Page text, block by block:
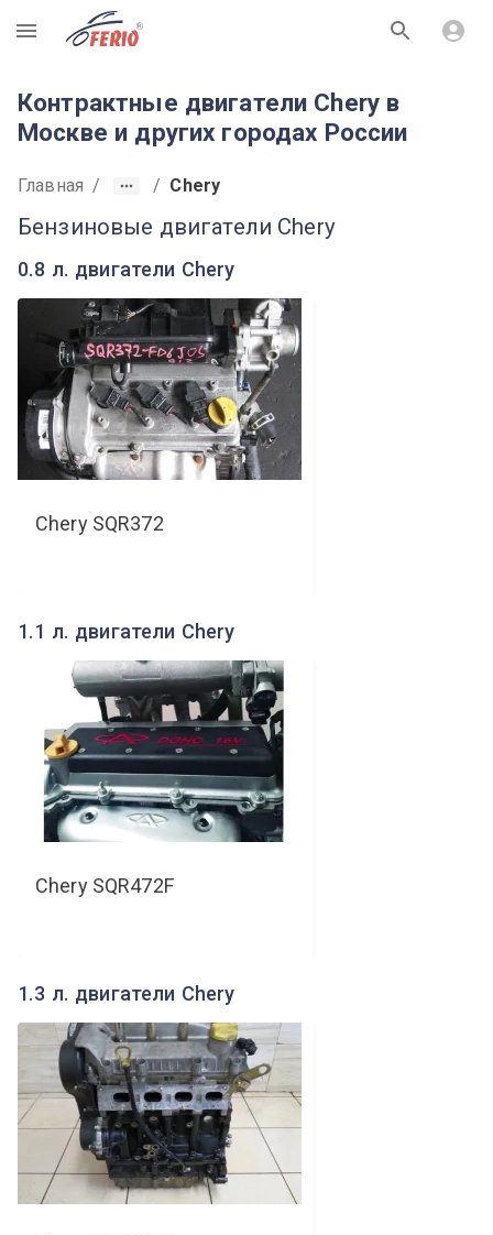
R
Контрактные двигатели Chery в
Москве и других городах России
Главная / / Chery
Бензиновые двигатели Chery
0.8 л. двигатели Chery
Chery SQR372
1.1 л. двигатели Chery
Chery SQR472F
1.3 л. двигатели Chery